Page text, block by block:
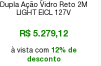
Dupla Ação Vidro Reto 2M
LIGHT EICL 127V
R$ 5.279,12
à vista com 12% de
desconto